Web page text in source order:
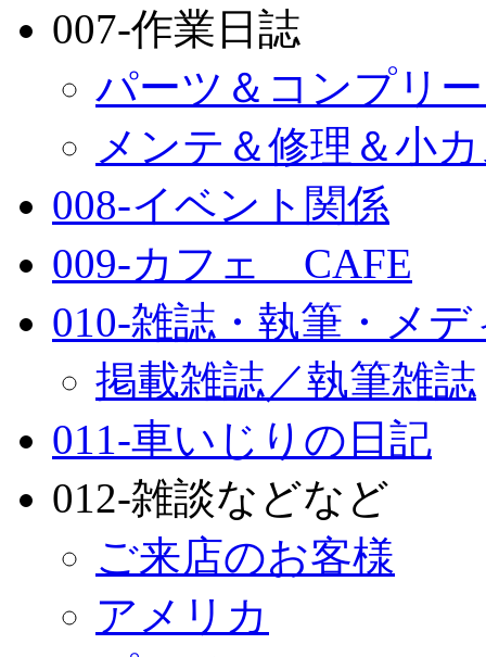
007-作業日誌
パーツ＆コンプリ
メンテ＆修理＆小
008-イベント関係
009-カフェ CAFE
010-雑誌・執筆・メ
掲載雑誌／執筆雑誌
011-車いじりの日記
012-雑談などなど
ご来店のお客様
アメリカ